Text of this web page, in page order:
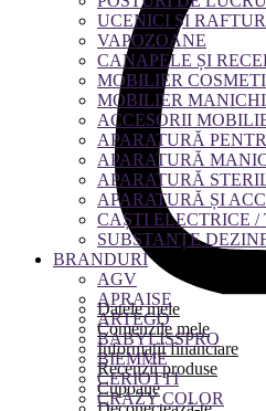
Datele mele
Comenzile mele
Informații financiare
Recenzii produse
Cupoane
UCENICI ȘI
VAPOZOANE
CANAPELE ȘI
MOBILIER
MOBILIER
ACCESORII
APARATURĂ
APARATURĂ
APARATURĂ
APARATURĂ ȘI
CAȘTI ELECTRICE
SUBSTANȚE
BRANDURI
AGV
APRAISE
ARTEGO
BABYLISSPRO
BIEMME
CERIOTTI
CRAZY COLOR